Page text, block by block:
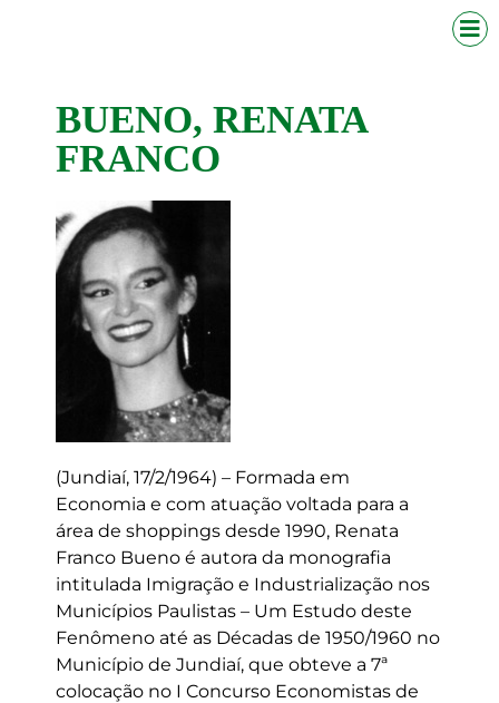
BUENO, RENATA
FRANCO
(Jundiaí, 17/2/1964) – Formada em
Economia e com atuação voltada para a
área de shoppings desde 1990, Renata
Franco Bueno é autora da monografia
intitulada Imigração e Industrialização nos
Municípios Paulistas – Um Estudo deste
Fenômeno até as Décadas de 1950/1960 no
Município de Jundiaí, que obteve a 7ª
colocação no I Concurso Economistas de